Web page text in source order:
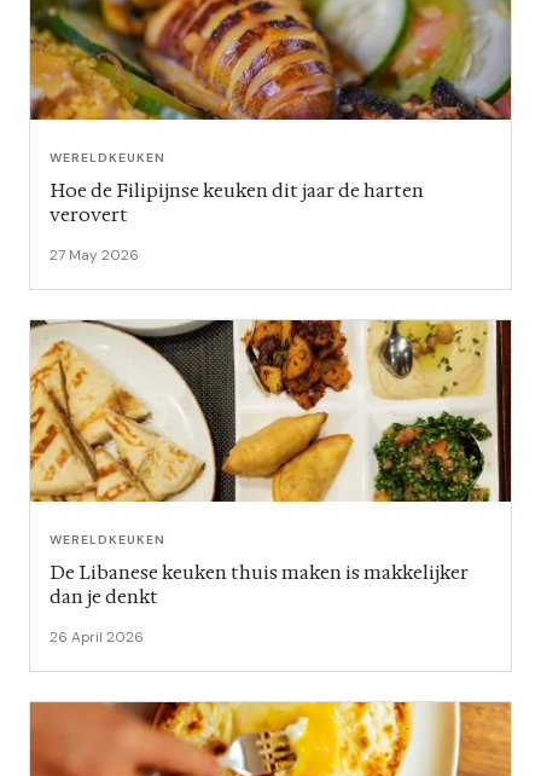
WERELDKEUKEN
Hoe de Filipijnse keuken dit jaar de harten
verovert
27 May 2026
WERELDKEUKEN
De Libanese keuken thuis maken is makkelijker
dan je denkt
26 April 2026